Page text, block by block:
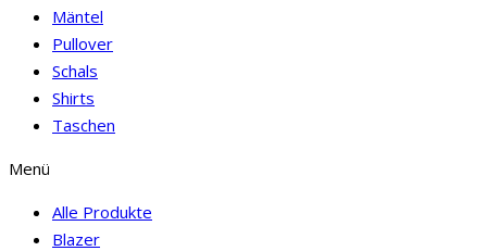
Mäntel
Pullover
Schals
Shirts
Taschen
Menü
Alle Produkte
Blazer